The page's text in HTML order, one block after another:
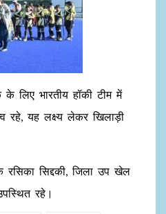
लिए भारतीय हॉकी टीम में
रहे, यह लक्ष्य लेकर खिलाड़ी
सिद्दकी, जिला उप खेल
रहे।